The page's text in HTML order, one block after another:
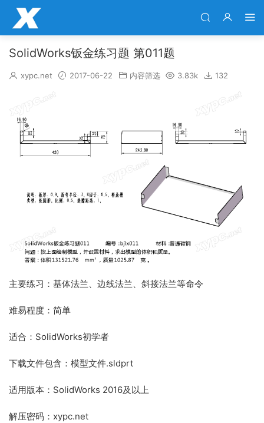
SolidWorks钣金练习题 第011题
xypc.net 2017-06-22 内容筛选 3.83k 132
主要练习：基体法兰、边线法兰、斜接法兰等命令
难易程度：简单
适合：SolidWorks初学者
下载文件包含：模型文件.sldprt
适用版本：SolidWorks 2016及以上
解压密码：xypc.net